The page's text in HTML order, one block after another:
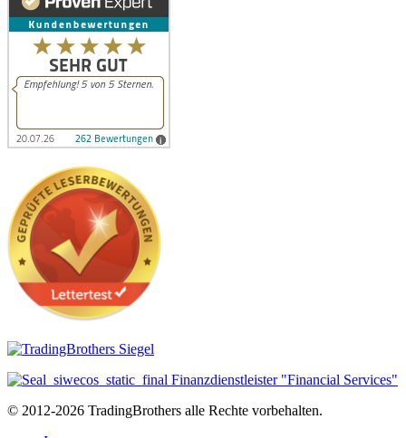
© 2012-2026 TradingBrothers alle Rechte vorbehalten.